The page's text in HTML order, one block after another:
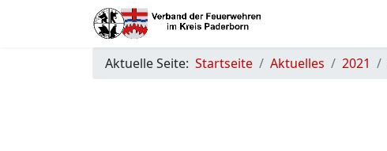
Aktuelle Seite: Startseite Aktuelles 2021